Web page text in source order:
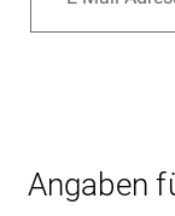
Angaben